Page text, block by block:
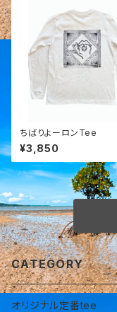
ちばりよーロンTee
¥3,850
CATEGORY
オリジナル定番tee